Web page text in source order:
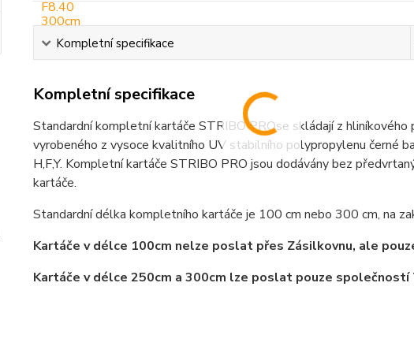
Kompletní specifikace
Kompletní specifikace
Standardní kompletní kartáče STRIBO PROse skládají z
vyrobeného z vysoce kvalitního UV stabilního polypropylenu černé
H,F,Y. Kompletní kartáče STRIBO PRO jsou dodávány bez
kartáče.
Standardní délka kompletního kartáče je 100 cm nebo 300 cm, na
Kartáče v délce 100cm nelze poslat přes Zásilkovnu, ale
Kartáče v délce 250cm a 300cm lze poslat pouze společností